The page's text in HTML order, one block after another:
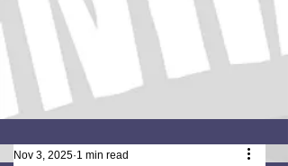
Nov 3, 2025 1 min read